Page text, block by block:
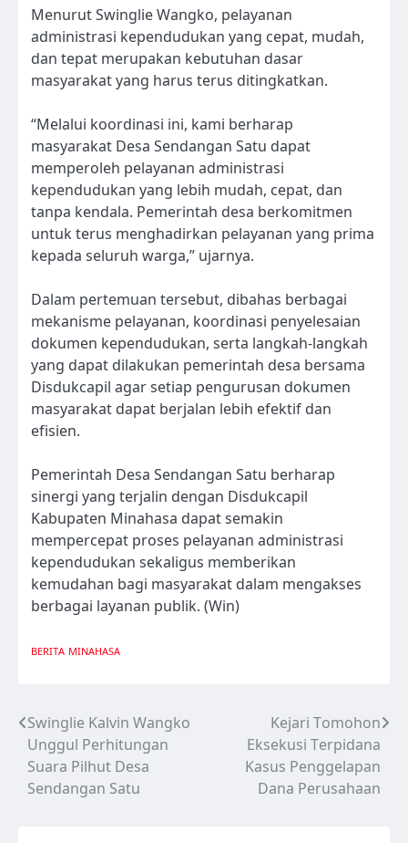
Menurut Swinglie Wangko, pelayanan
administrasi kependudukan yang cepat, mudah,
dan tepat merupakan kebutuhan dasar
masyarakat yang harus terus ditingkatkan.
“Melalui koordinasi ini, kami berharap
masyarakat Desa Sendangan Satu dapat
memperoleh pelayanan administrasi
kependudukan yang lebih mudah, cepat, dan
tanpa kendala. Pemerintah desa berkomitmen
untuk terus menghadirkan pelayanan yang prima
kepada seluruh warga,” ujarnya.
Dalam pertemuan tersebut, dibahas berbagai
mekanisme pelayanan, koordinasi penyelesaian
dokumen kependudukan, serta langkah-langkah
yang dapat dilakukan pemerintah desa bersama
Disdukcapil agar setiap pengurusan dokumen
masyarakat dapat berjalan lebih efektif dan
efisien.
Pemerintah Desa Sendangan Satu berharap
sinergi yang terjalin dengan Disdukcapil
Kabupaten Minahasa dapat semakin
mempercepat proses pelayanan administrasi
kependudukan sekaligus memberikan
kemudahan bagi masyarakat dalam mengakses
berbagai layanan publik. (Win)
BERITA MINAHASA
Navigasi
pos
Swinglie Kalvin Wangko
Unggul Perhitungan
Suara Pilhut Desa
Sendangan Satu
Kejari Tomohon
Eksekusi Terpidana
Kasus Penggelapan
Dana Perusahaan